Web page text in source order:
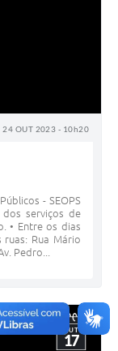
24 OUT 2023 - 10h20
- SEOPS
serviços de
• Entre os dias
ruas: Rua Mário
Pedro...
OUT
17